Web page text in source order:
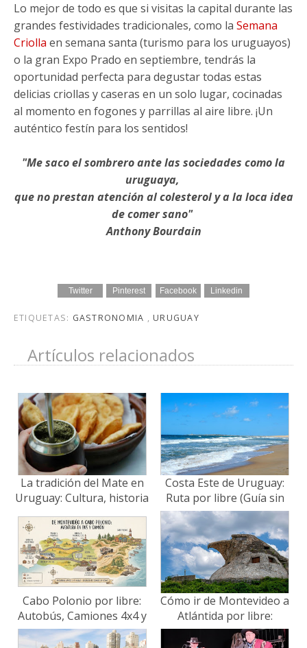
Lo mejor de todo es que si visitas la capital durante las
grandes festividades tradicionales, como la Semana
Criolla en semana santa (turismo para los uruguayos)
o la gran Expo Prado en septiembre, tendrás la
oportunidad perfecta para degustar todas estas
delicias criollas y caseras en un solo lugar, cocinadas
al momento en fogones y parrillas al aire libre. ¡Un
auténtico festín para los sentidos!
"Me saco el sombrero ante las sociedades como la
uruguaya,
que no prestan atención al colesterol y a la loca idea
de comer sano"
Anthony Bourdain
Twitter Pinterest Facebook Linkedin
ETIQUETAS: GASTRONOMIA , URUGUAY
Artículos relacionados
La tradición del Mate en
Uruguay: Cultura, historia
y el ritual compartido
Costa Este de Uruguay:
Ruta por libre (Guía sin
timos 2026)
Cabo Polonio por libre:
Autobús, Camiones 4x4 y
Consejos
Cómo ir de Montevideo a
Atlántida por libre:
Ómnibus, precios y qué